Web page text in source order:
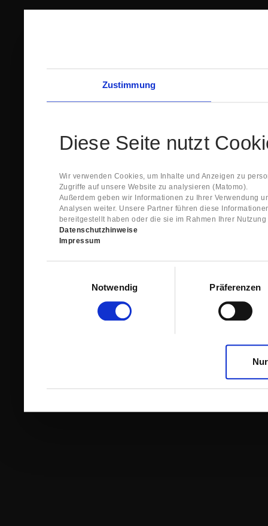
Zustimmung
Diese Seite nutzt
Wir verwenden Cookies, um Inhalte und Anzeigen zu
Zugriffe auf unsere Website zu analysieren (Matomo).
Außerdem geben wir Informationen zu Ihrer Verwendung
Analysen weiter. Unsere Partner führen diese
bereitgestellt haben oder die sie im Rahmen Ihrer
Datenschutzhinweise
Impressum
Notwendig
Präferenzen